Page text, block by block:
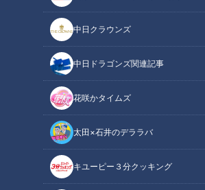
中日クラウンズ
中日ドラゴンズ関連記事
花咲かタイムズ
太田×石井のデララバ
キユーピー３分クッキング
道との遭遇